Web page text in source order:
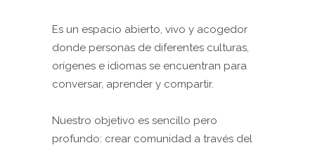
Es un espacio abierto, vivo y acogedor
donde personas de diferentes culturas,
orígenes e idiomas se encuentran para
conversar, aprender y compartir.
Nuestro objetivo es sencillo pero
profundo: crear comunidad a través del